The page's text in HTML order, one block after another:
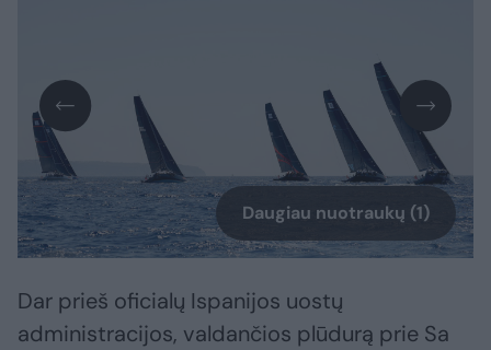
Daugiau nuotraukų (1)
Dar prieš oficialų Ispanijos uostų
administracijos, valdančios plūdurą prie Sa